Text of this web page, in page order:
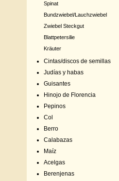
Spinat
Bundzwiebel/Lauchzwiebel
Zwiebel Steckgut
Blattpetersilie
Kräuter
Cintas/discos de semillas
Judías y habas
Guisantes
Hinojo de Florencia
Pepinos
Col
Berro
Calabazas
Maíz
Acelgas
Berenjenas